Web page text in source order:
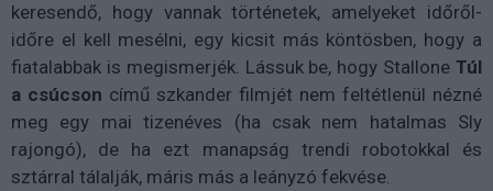
keresendő, hogy vannak történetek, amelyeket időről-
időre el kell mesélni, egy kicsit más köntösben, hogy a
fiatalabbak is megismerjék. Lássuk be, hogy Stallone Túl
a csúcson című szkander filmjét nem feltétlenül nézné
meg egy mai tizenéves (ha csak nem hatalmas Sly
rajongó), de ha ezt manapság trendi robotokkal és
sztárral tálalják, máris más a leányzó fekvése.